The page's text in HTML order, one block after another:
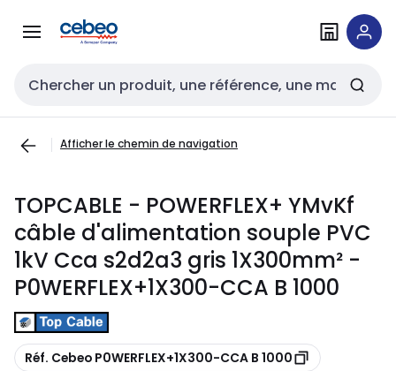
navigationau
Entrée de recherche
Afficher le chemin de navigation
TOPCABLE - POWERFLEX+ YMvKf
câble d'alimentation souple PVC
1kV Cca s2d2a3 gris 1X300mm² -
P0WERFLEX+1X300-CCA B 1000
Copier
Réf. Cebeo P0WERFLEX+1X300-CCA B 1000